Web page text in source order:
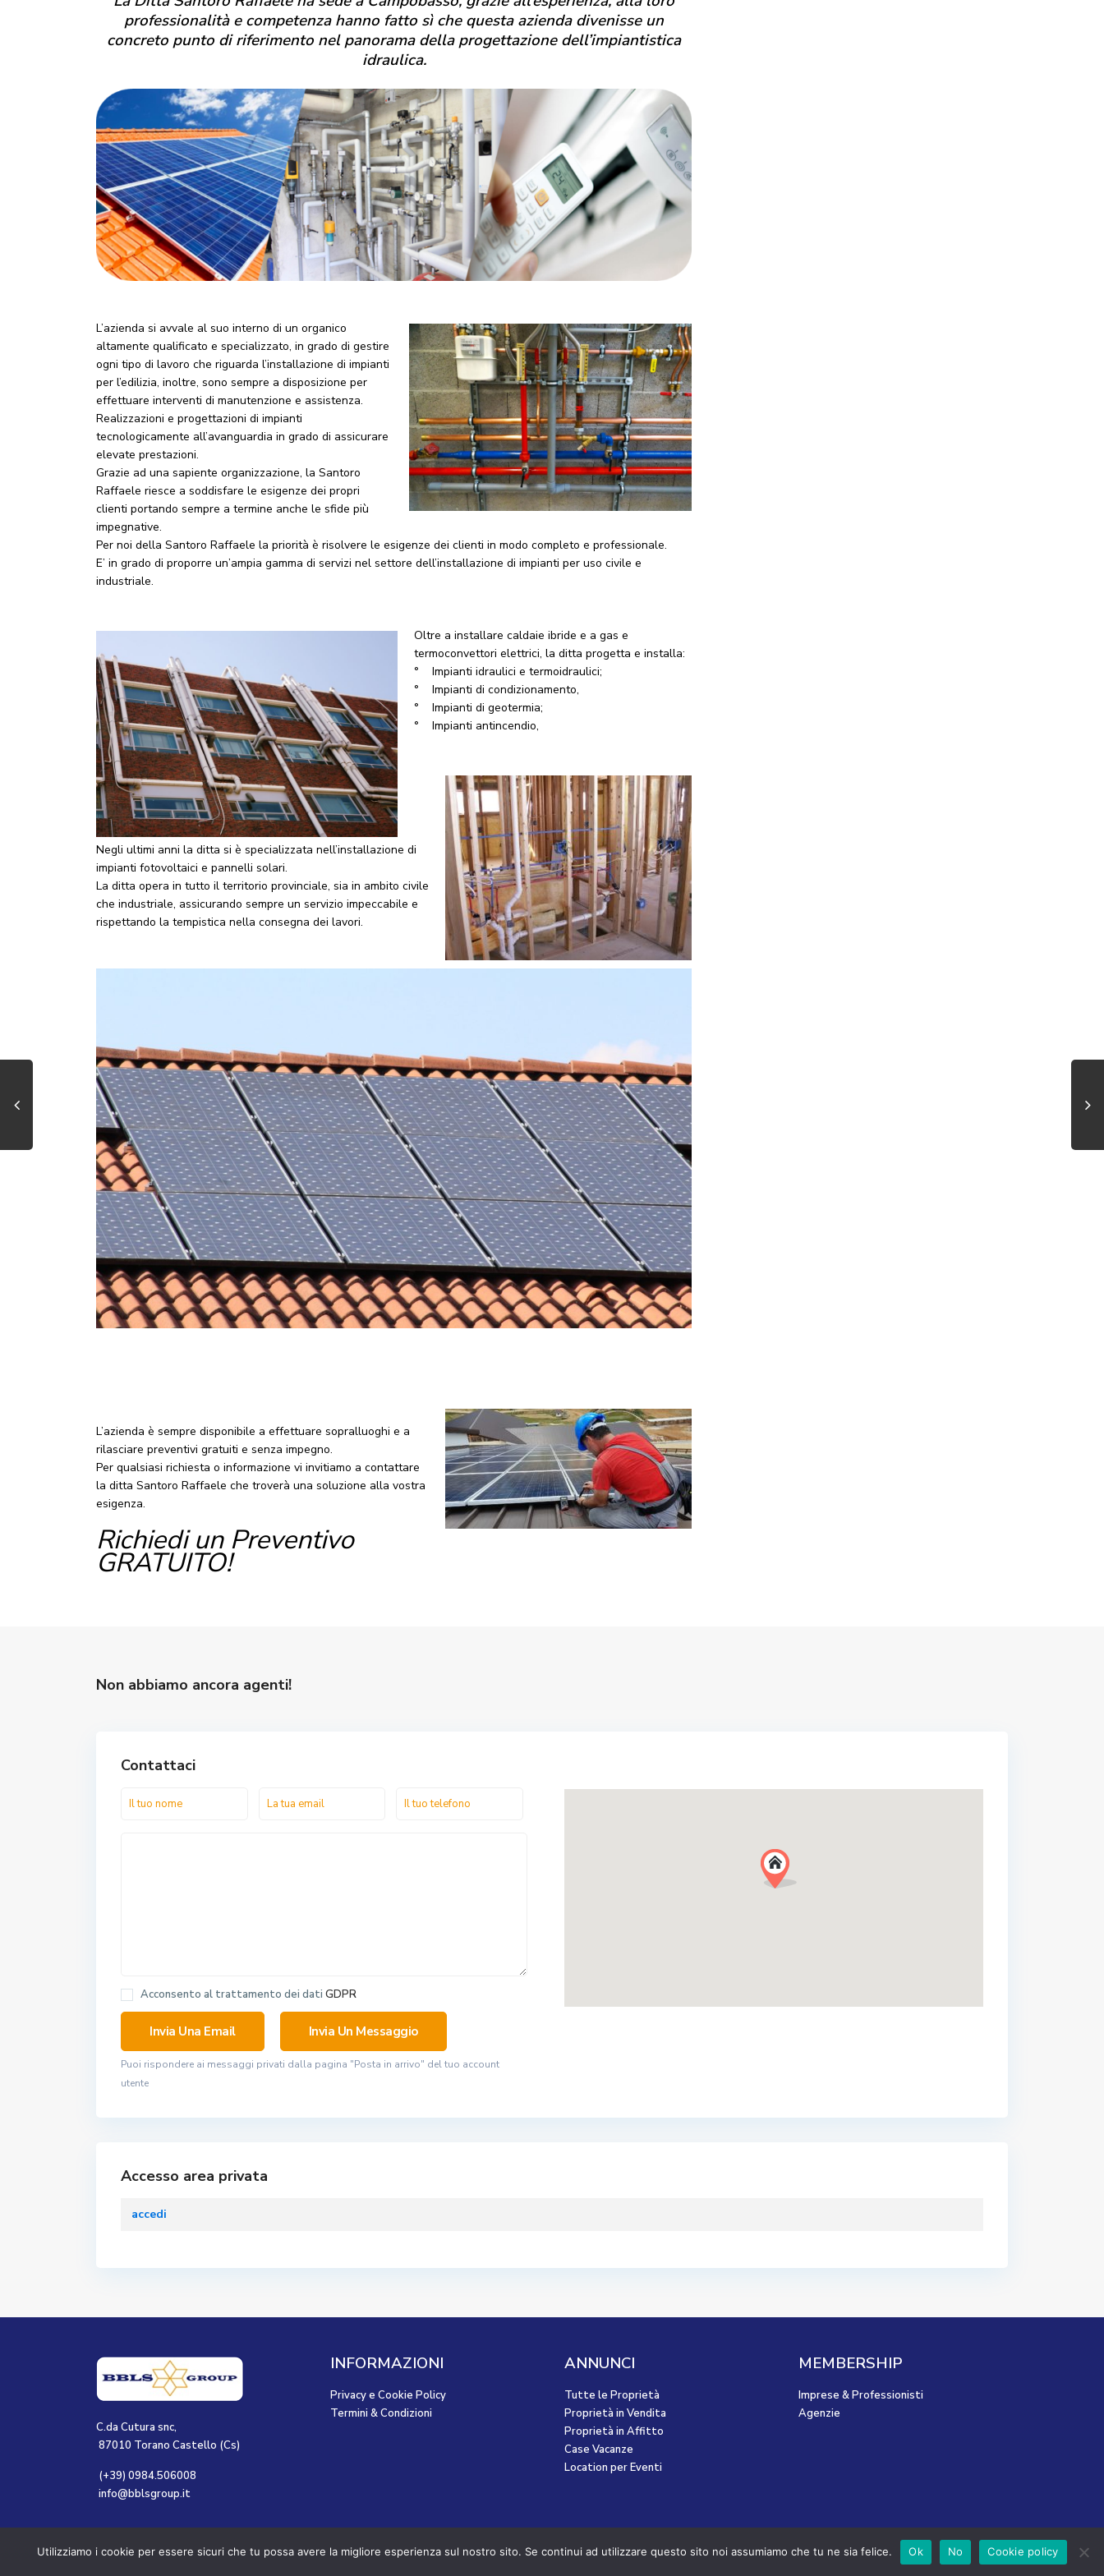
professionalità e competenza hanno fatto sì che questa azienda divenisse un
concreto punto di riferimento nel panorama della progettazione dell’impiantistica
idraulica.
L’azienda si avvale al suo interno di un organico
altamente qualificato e specializzato, in grado di gestire
ogni tipo di lavoro che riguarda l’installazione di impianti
per l’edilizia, inoltre, sono sempre a disposizione per
effettuare interventi di manutenzione e assistenza.
Realizzazioni e progettazioni di impianti
tecnologicamente all’avanguardia in grado di assicurare
elevate prestazioni.
Grazie ad una sapiente organizzazione, la Santoro
Raffaele riesce a soddisfare le esigenze dei propri
clienti portando sempre a termine anche le sfide più
impegnative.
Per noi della Santoro Raffaele la priorità è risolvere le esigenze dei clienti in modo completo e professionale.
E’ in grado di proporre un’ampia gamma di servizi nel settore dell’installazione di impianti per uso civile e
industriale.
Oltre a installare caldaie ibride e a gas e
termoconvettori elettrici, la ditta progetta e installa:
° Impianti idraulici e termoidraulici;
° Impianti di condizionamento,
° Impianti di geotermia;
° Impianti antincendio,
Negli ultimi anni la ditta si è specializzata nell’installazione di
impianti fotovoltaici e pannelli solari.
La ditta opera in tutto il territorio provinciale, sia in ambito civile
che industriale, assicurando sempre un servizio impeccabile e
rispettando la tempistica nella consegna dei lavori.
L’azienda è sempre disponibile a effettuare sopralluoghi e a
rilasciare preventivi gratuiti e senza impegno.
Per qualsiasi richiesta o informazione vi invitiamo a contattare
la ditta Santoro Raffaele che troverà una soluzione alla vostra
esigenza.
Richiedi un Preventivo
GRATUITO!
Non abbiamo ancora agenti!
Contattaci
Acconsento al trattamento dei dati GDPR
Puoi rispondere ai messaggi privati ​​dalla pagina "Posta in arrivo" del tuo account
utente
Accesso area privata
accedi
C.da Cutura snc,
87010 Torano Castello (Cs)
(+39) 0984.506008
info@bblsgroup.it
INFORMAZIONI
Privacy e Cookie Policy
Termini & Condizioni
ANNUNCI
Tutte le Proprietà
Proprietà in Vendita
Proprietà in Affitto
Case Vacanze
Location per Eventi
MEMBERSHIP
Imprese & Professionisti
Agenzie
©2023 BBLS GROUP - Tutti i diritti riservati. Privacy e Cookie Policy Termini & Condizioni
Utilizziamo i cookie per essere sicuri che tu possa avere la migliore esperienza sul nostro sito. Se continui ad utilizzare questo sito noi assumiamo che tu ne sia felice. Ok No Cookie policy